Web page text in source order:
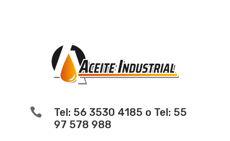

Tel: 56 3530 4185 o Tel: 55
97 578 988